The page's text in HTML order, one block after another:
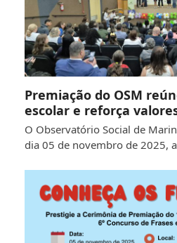
Premiação do OSM
escolar e reforça
O Observatório Social de
dia 05 de novembro de 2025,